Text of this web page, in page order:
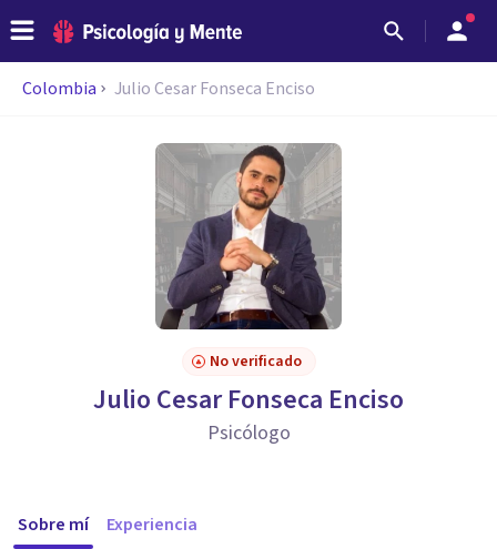
Colombia Julio Cesar Fonseca Enciso
No verificado
Julio Cesar Fonseca Enciso
Psicólogo
Sobre mí Experiencia